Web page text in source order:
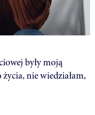
były moją
nie wiedziałam,